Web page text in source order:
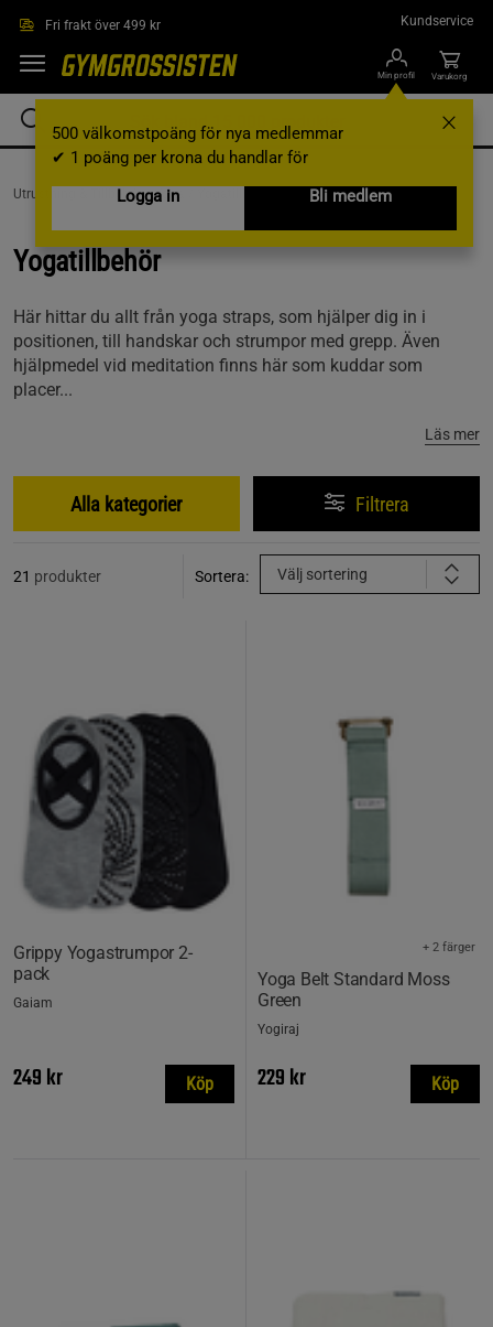
Fri frakt över 499 kr Kundservice
Min profil
500 välkomstpoäng för nya medlemmar
✔ 1 poäng per krona du handlar för
Logga in
Bli medlem
Varukorg
Utrustning & Tillbehör /Yoga /
Yogatillbehör
Här hittar du allt från yoga straps, som hjälper dig in i
positionen, till handskar och strumpor med grepp. Även
hjälpmedel vid meditation finns här som kuddar som
placer...
Läs mer
Alla kategorier Filtrera
21 produkter Sortera: Välj sortering
Grippy Yogastrumpor 2-
pack
Gaiam
249 kr Köp
Yoga Belt Standard Moss
Green
+ 2 färger
Yogiraj
229 kr Köp